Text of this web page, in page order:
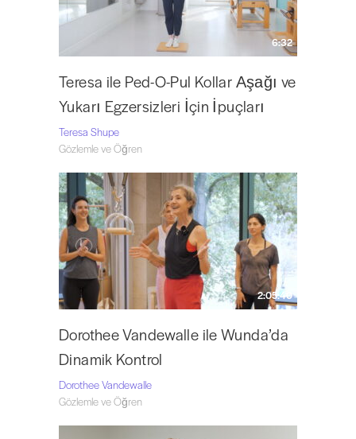
6:32
Teresa ile Ped-O-Pul Kollar Aşağı ve
Yukarı Egzersizleri İçin İpuçları
Teresa Shupe
Gözlemle ve Öğren
2:05:40
Dorothee Vandewalle ile Wunda’da
Dinamik Kontrol
Dorothee Vandewalle
Gözlemle ve Öğren